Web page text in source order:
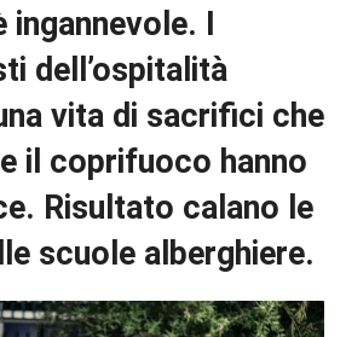
ingannevole. I
dell’ospitalità
vita di sacrifici che
il coprifuoco hanno
Risultato calano le
scuole alberghiere.